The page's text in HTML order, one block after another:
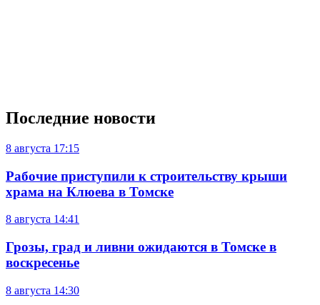
Последние новости
8 августа 17:15
Рабочие приступили к строительству крыши
храма на Клюева в Томске
8 августа 14:41
Грозы, град и ливни ожидаются в Томске в
воскресенье
8 августа 14:30